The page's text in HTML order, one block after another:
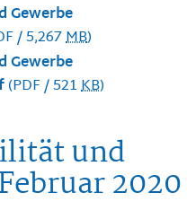
Gewerbe
/ 5,267MB)
Gewerbe
(PDF / 521KB)
und
2020